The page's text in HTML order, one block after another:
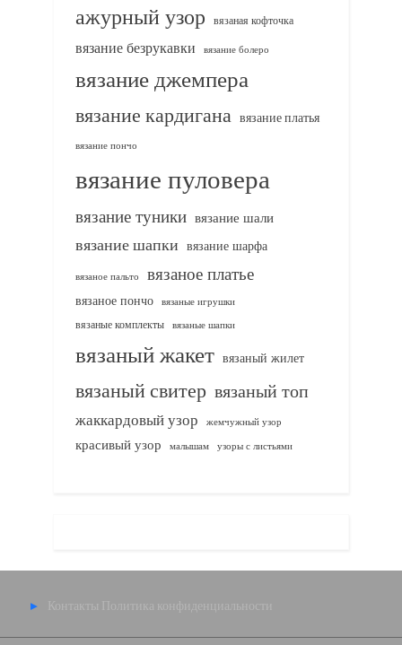
ажурный узор вязаная кофточка
вязание безрукавки вязание болеро
вязание джемпера
вязание кардигана вязание платья
вязание пончо
вязание пуловера
вязание туники вязание шали
вязание шапки вязание шарфа
вязаное пальто вязаное платье
вязаное пончо вязаные игрушки
вязаные комплекты
вязаные шапки
вязаный жакет вязаный жилет
вязаный свитер вязаный топ
жаккардовый узор жемчужный узор
красивый узор малышам узоры с листьями
Контакты Политика конфиденциальности